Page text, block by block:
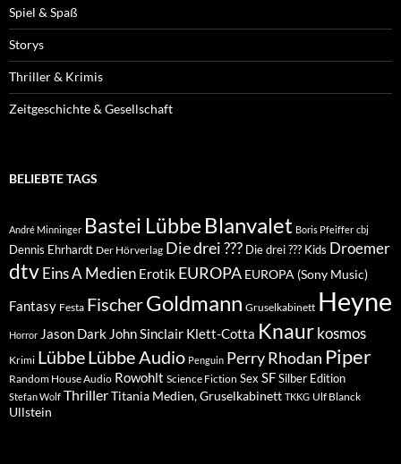
Spiel & Spaß
Storys
Thriller & Krimis
Zeitgeschichte & Gesellschaft
BELIEBTE TAGS
André Minninger Bastei Lübbe Blanvalet Boris Pfeiffer cbj
Dennis Ehrhardt Der Hörverlag Die drei ??? Die drei ??? Kids Droemer
dtvEins A Medien Erotik EUROPA EUROPA (Sony Music)
Fantasy Festa FischerGoldmann Gruselkabinett Heyne
Horror Jason Dark John Sinclair Klett-Cotta Knaur kosmos
Krimi LübbeLübbe Audio Penguin Perry Rhodan Piper
Random House Audio Rowohlt Science Fiction Sex SFSilber Edition
Stefan Wolf ThrillerTitania Medien, Gruselkabinett TKKG Ulf Blanck
Ullstein